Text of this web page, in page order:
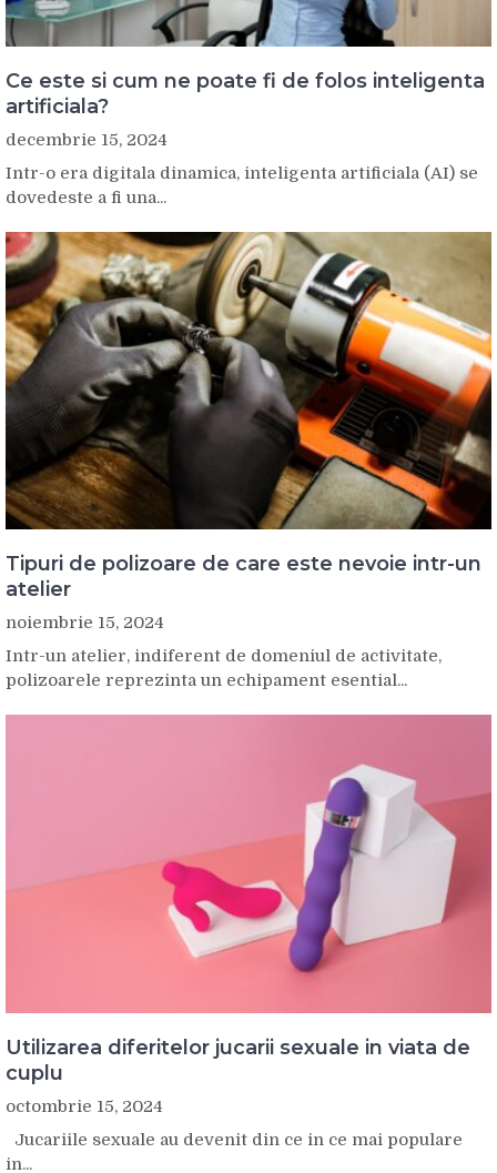
Ce este si cum ne poate fi de folos inteligenta
artificiala?
decembrie 15, 2024
Intr-o era digitala dinamica, inteligenta artificiala (AI) se
dovedeste a fi una...
Tipuri de polizoare de care este nevoie intr-un
atelier
noiembrie 15, 2024
Intr-un atelier, indiferent de domeniul de activitate,
polizoarele reprezinta un echipament esential...
Utilizarea diferitelor jucarii sexuale in viata de
cuplu
octombrie 15, 2024
Jucariile sexuale au devenit din ce in ce mai populare
in...